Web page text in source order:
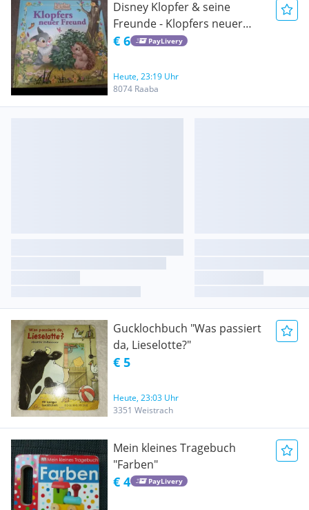
Disney Klopfer & seine
Freunde - Klopfers neuer
Freund - Hardcover
€ 6 PayLivery
Heute, 23:19 Uhr
8074 Raaba
Gucklochbuch "Was passiert
da, Lieselotte?"
€ 5
Heute, 23:03 Uhr
3351 Weistrach
Mein kleines Tragebuch
"Farben"
€ 4 PayLivery